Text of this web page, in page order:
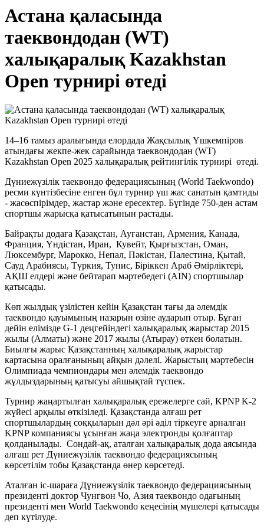
Астана қаласында
таеквондодан (WT)
халықаралық Kazakhstan
Open турнирі өтеді
14–16 тамыз аралығында елордада Жақсылық Үшкемпіров
атындағы жекпе-жек сарайында таеквондодан (WT)
Kazakhstan Open 2025 халықаралық рейтингілік турнирі өтеді.
Дүниежүзілік таеквондо федерациясының (World Taekwondo)
ресми күнтізбесіне енген бұл турнир үш жас санатын қамтиды
- жасөспірімдер, жастар және ересектер. Бүгінде 750-ден астам
спортшы жарысқа қатысатынын растады.
Байрақты додаға Қазақстан, Ауғанстан, Армения, Канада,
Франция, Үндістан, Иран, Кувейт, Қырғызстан, Оман,
Люксембург, Марокко, Непал, Пәкістан, Палестина, Қытай,
Сауд Арабиясы, Түркия, Тунис, Біріккен Араб Әмірліктері,
АҚШ елдері және бейтарап мәртебедегі (AIN) спортшылар
қатысады.
Көп жылдық үзілістен кейін Қазақстан тағы да әлемдік
таеквондо қауымының назарын өзіне аударып отыр. Бұған
дейін елімізде G-1 деңгейіндегі халықаралық жарыстар 2015
жылы (Алматы) және 2017 жылы (Атырау) өткен болатын.
Биылғы жарыс Қазақстанның халықаралық жарыстар
картасына оралғанының айқын дәлелі. Жарыстың мәртебесін
Олимпиада чемпиондары мен әлемдік таеквондо
жұлдыздарының қатысуы айшықтай түспек.
Турнир жаңартылған халықаралық ережелерге сай, KPNP K-2
жүйесі арқылы өткізіледі. Қазақстанда алғаш рет
спортшылардың соққыларын дәл әрі әділ тіркеуге арналған
KPNP компаниясы ұсынған жаңа электронды қолғаптар
қолданылады. Сондай-ақ, аталған халықаралық дода аясында
алғаш рет Дүниежүзілік таеквондо федерациясының
көрсетілім тобы Қазақстанда өнер көрсетеді.
Аталған іс-шараға Дүниежүзілік таеквондо федерациясының
президенті доктор Чунгвон Чо, Азия таеквондо одағының
президенті мен World Taekwondo кеңесінің мүшелері қатысады
деп күтілуде.